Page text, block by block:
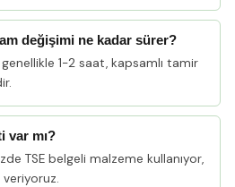
değişimi ne kadar sürer?
1-2 saat, kapsamlı tamir
var mı?
TSE belgeli malzeme kullanıyor,
veriyoruz.